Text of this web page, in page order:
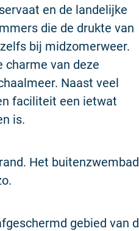
en de landelijke
die de drukte van
bij midzomerweer.
charme van deze
Naast veel
faciliteit een ietwat
is.
Het buitenzwembad
gebied van